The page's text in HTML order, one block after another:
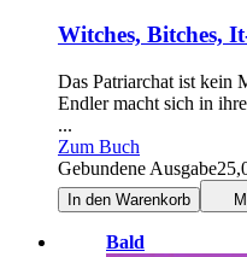
Witches, Bitches,
Das Patriarchat ist kein
Endler macht sich in
...
Zum Buch
Gebundene Ausgabe
In den Warenkorb
Bald